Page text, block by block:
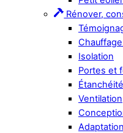
Rénover,
Isolation
Portes et
Étanchéité
Ventilation